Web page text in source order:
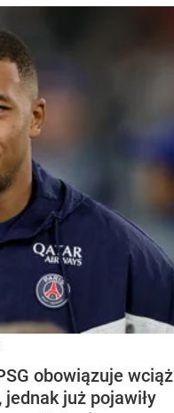
obowiązuje wciąż
już pojawiły